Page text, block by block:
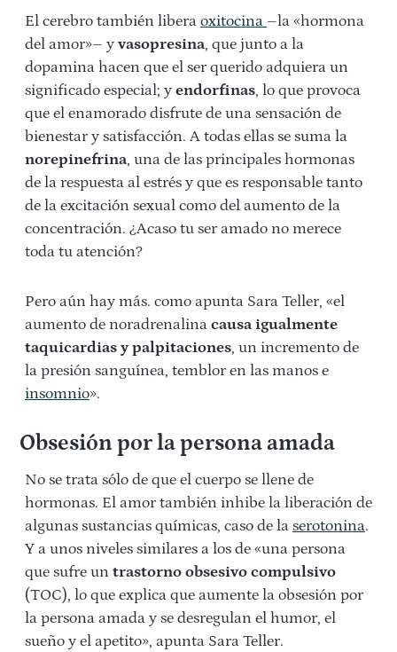
El cerebro también libera oxitocina –la «hormona
del amor»– y vasopresina, que junto a la
dopamina hacen que el ser querido adquiera un
significado especial; y endorfinas, lo que provoca
que el enamorado disfrute de una sensación de
bienestar y satisfacción. A todas ellas se suma la
norepinefrina, una de las principales hormonas
de la respuesta al estrés y que es responsable tanto
de la excitación sexual como del aumento de la
concentración. ¿Acaso tu ser amado no merece
toda tu atención?
Pero aún hay más. como apunta Sara Teller, «el
aumento de noradrenalina causa igualmente
taquicardias y palpitaciones, un incremento de
la presión sanguínea, temblor en las manos e
insomnio».
Obsesión por la persona amada
No se trata sólo de que el cuerpo se llene de
hormonas. El amor también inhibe la liberación de
algunas sustancias químicas, caso de la serotonina.
Y a unos niveles similares a los de «una persona
que sufre un trastorno obsesivo compulsivo
(TOC), lo que explica que aumente la obsesión por
la persona amada y se desregulan el humor, el
sueño y el apetito», apunta Sara Teller.